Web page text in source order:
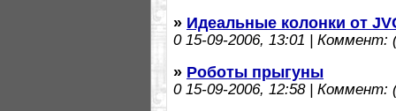
» Идеальные колонки от
015-09-2006, 13:01 | Коммент:
» Роботы прыгуны
015-09-2006, 12:58 | Коммент: